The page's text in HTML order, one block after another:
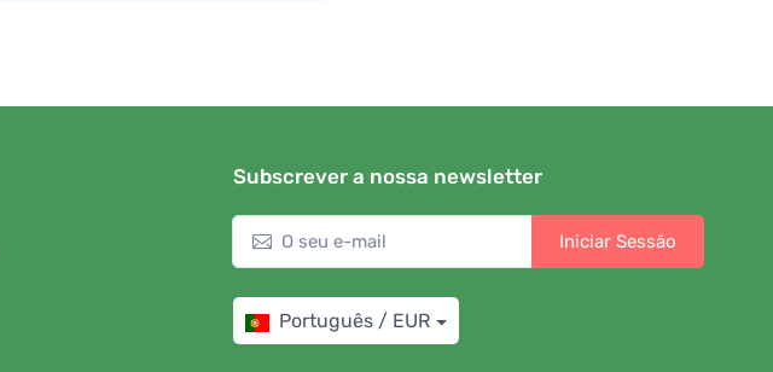
Subscrever a nossa newsletter
Iniciar Sessão
Português / EUR